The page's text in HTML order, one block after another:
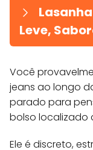
Leve,
Você
jeans ao longo
parado para
bolso localizado
Ele é discreto,